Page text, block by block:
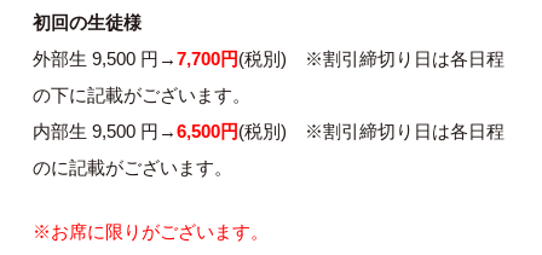
初回の生徒様
外部生 9,500 円→7,700円(税別) ※割引締切り日は各日程
の下に記載がございます。
内部生 9,500 円→6,500円(税別) ※割引締切り日は各日程
のに記載がございます。
※お席に限りがございます。